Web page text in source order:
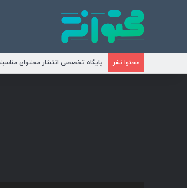
محتوا نشر پایگاه تخصصی انتشار محتوای